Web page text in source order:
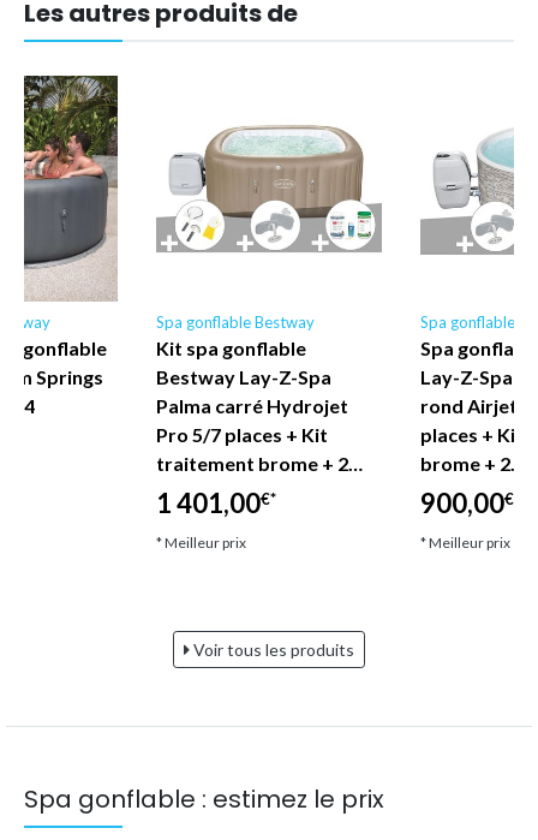
Les autres produits de
gonflable
Springs
Spa gonflable Bestway
Kit spa gonflable
Bestway Lay-Z-Spa
Palma carré Hydrojet
Pro 5/7 places + Kit
traitement brome + 2…
1 401,00€*
* Meilleur prix
Spa gonflable
Spa
Lay-Z-Spa
rond Airjet
places + Kit
brome + 2…
900,00€*
* Meilleur prix
Voir tous les produits
Spa gonflable : estimez le prix